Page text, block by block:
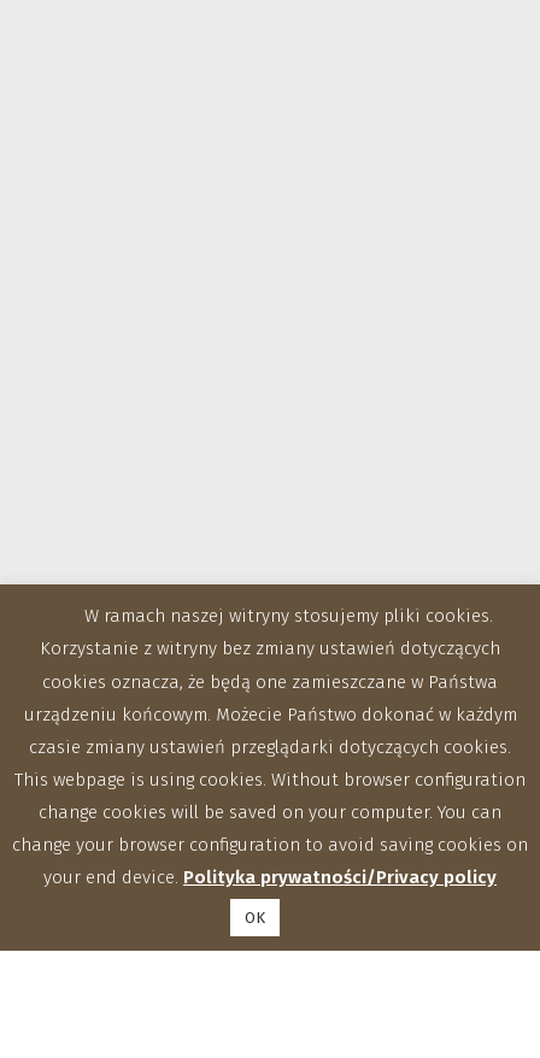
Zakłady
W ramach naszej witryny stosujemy pliki cookies.
Korzystanie z witryny bez zmiany ustawień dotyczących
cookies oznacza, że będą one zamieszczane w Państwa
urządzeniu końcowym. Możecie Państwo dokonać w każdym
czasie zmiany ustawień przeglądarki dotyczących cookies.
This webpage is using cookies. Without browser configuration
change cookies will be saved on your computer. You can
change your browser configuration to avoid saving cookies on
your end device. Polityka prywatności/Privacy policy
OK